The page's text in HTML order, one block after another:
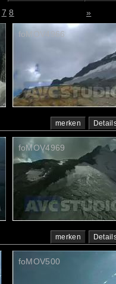
7 8 »
foMOV4966
merken
foMOV4969
merken
foMOV500